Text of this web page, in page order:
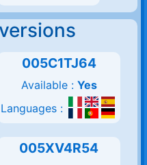
005C1TJ64
Available : Yes
Languages :
005XV4R54